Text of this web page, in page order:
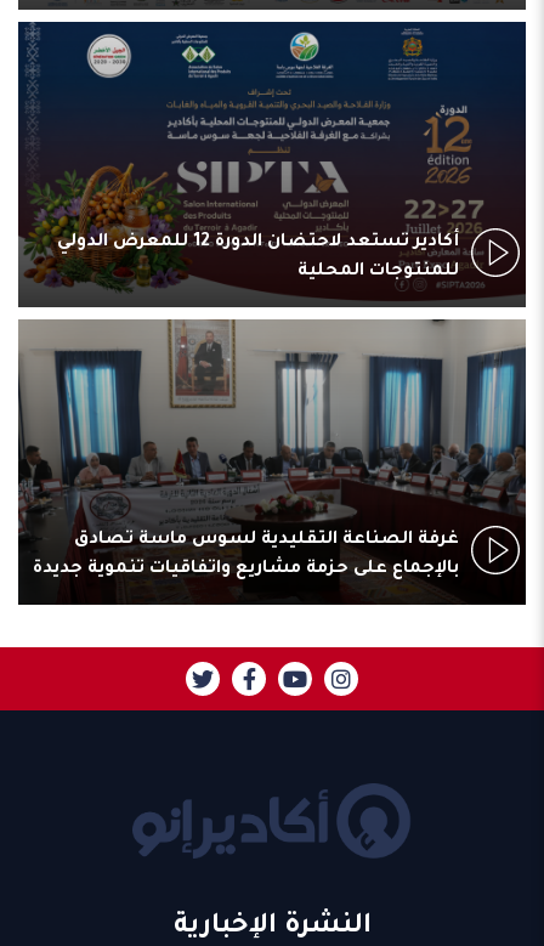
أكادير تستعد لاحتضان الدورة 12 للمعرض الدولي
للمنتوجات المحلية
غرفة الصناعة التقليدية لسوس ماسة تصادق
بالإجماع على حزمة مشاريع واتفاقيات تنموية جديدة
النشرة الإخبارية